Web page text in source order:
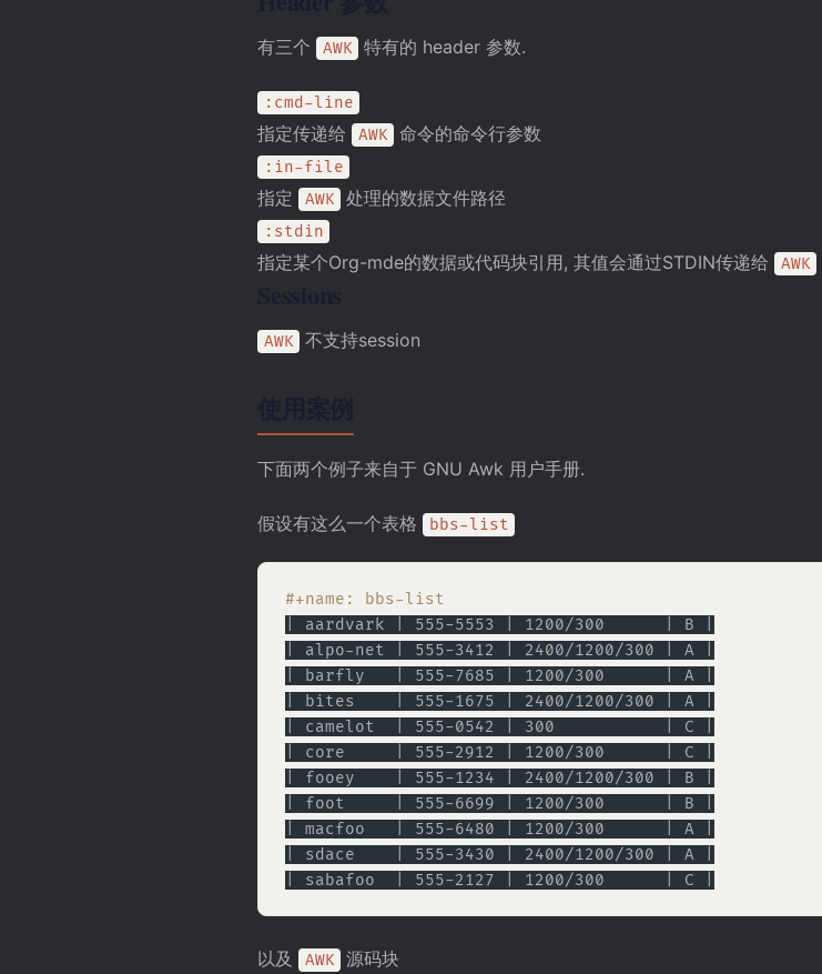
有三个 AWK 特有的 header 参数.
:cmd-line
指定传递给 AWK 命令的命令行参数
:in-file
指定 AWK 处理的数据文件路径
:stdin
指定某个Org-mde的数据或代码块引用, 其值会通过STDIN传递给 AWK
AWK 不支持session
下面两个例子来自于 GNU Awk 用户手册.
假设有这么一个表格 bbs-list
#+name: bbs-list
| aardvark | 555-5553 | 1200/300      | B |
| alpo-net | 555-3412 | 2400/1200/300 | A |
| barfly   | 555-7685 | 1200/300      | A |
| bites    | 555-1675 | 2400/1200/300 | A |
| camelot  | 555-0542 | 300           | C |
| core     | 555-2912 | 1200/300      | C |
| fooey    | 555-1234 | 2400/1200/300 | B |
| foot     | 555-6699 | 1200/300      | B |
| macfoo   | 555-6480 | 1200/300      | A |
| sdace    | 555-3430 | 2400/1200/300 | A |
| sabafoo  | 555-2127 | 1200/300      | C |
以及 AWK 源码块